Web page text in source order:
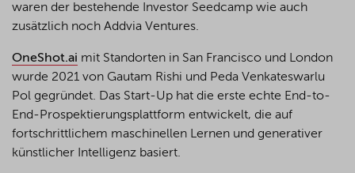
waren der bestehende Investor Seedcamp wie auch
zusätzlich noch Addvia Ventures.
OneShot.ai mit Standorten in San Francisco und London
wurde 2021 von Gautam Rishi und Peda Venkateswarlu
Pol gegründet. Das Start-Up hat die erste echte End-to-
End-Prospektierungsplattform entwickelt, die auf
fortschrittlichem maschinellen Lernen und generativer
künstlicher Intelligenz basiert.